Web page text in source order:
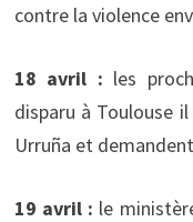
contre la violence
18 avril : les
disparu à Toulouse
Urruña et
19 avril : le